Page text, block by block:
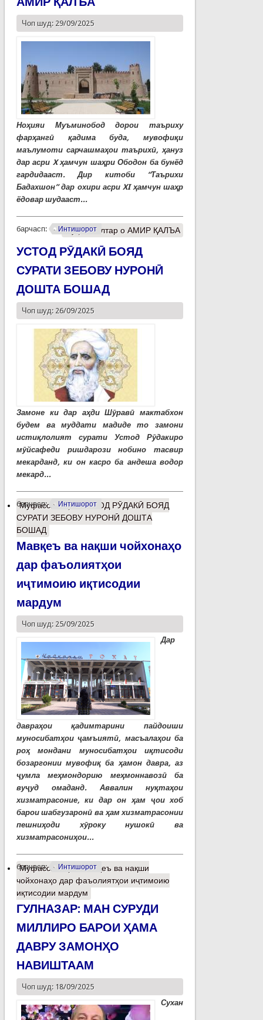
Чоп шуд: 29/09/2025
Ноҳияи Муъминобод дорои таъриху
фарҳангӣ қадима буда, мувофиқи
маълумоти сарчашмаҳои таърихӣ, ҳануз
дар асри X ҳамчун шаҳри Ободон ба бунёд
гардидааст. Дир китоби “Таърихи
Бадахшон” дар охири асри XI ҳамчун шаҳр
ёдовар шудааст...
барчасп: Интишорот
Муфассалтар о АМИР ҚАЛЪА
УСТОД РӮДАКӢ БОЯД
СУРАТИ ЗЕБОВУ НУРОНӢ
ДОШТА БОШАД
Чоп шуд: 26/09/2025
Замоне ки дар аҳди Шӯравӣ мактабхон
будем ва муддати мадиде то замони
истиқлолият сурати Устод Рӯдакиро
мӯйсафеди ришдарози нобино тасвир
мекарданд, ки он касро ба андеша водор
мекард...
барчасп: Интишорот
Муфассалтаро УСТОД РӮДАКӢ БОЯД
СУРАТИ ЗЕБОВУ НУРОНӢ ДОШТА
БОШАД
Мавқеъ ва нақши чойхонаҳо
дар фаъолиятҳои
иҷтимоию иқтисодии
мардум
Чоп шуд: 25/09/2025
Дар
давраҳои қадимтарини пайдоиши
муносибатҳои ҷамъиятӣ, масъалаҳои ба
роҳ мондани муносибатҳои иқтисоди
бозаргонии мувофиқ ба ҳамон давра, аз
ҷумла меҳмондорию меҳмоннавозӣ ба
вуҷуд омаданд. Аввалин нуқтаҳои
хизматрасоние, ки дар он ҳам ҷои хоб
барои шабгузаронӣ ва ҳам хизматрасонии
пешниҳоди хӯроку нушокӣ ва
хизматрасониҳои...
барчасп: Интишорот
Муфассалтаро Мавқеъ ва нақши
чойхонаҳо дар фаъолиятҳои иҷтимоию
иқтисодии мардум
ГУЛНАЗАР: МАН СУРУДИ
МИЛЛИРО БАРОИ ҲАМА
ДАВРУ ЗАМОНҲО
НАВИШТААМ
Чоп шуд: 18/09/2025
Сухан